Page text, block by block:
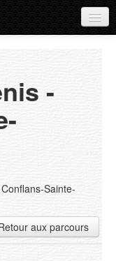
etc...
-
Sainte-
aux parcours